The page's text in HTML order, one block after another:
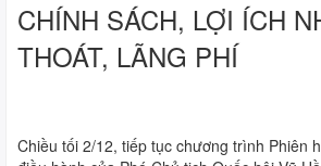
CHÍNH SÁCH, LỢI ÍCH
THOÁT, LÃNG PHÍ
Chiều tối 2/12, tiếp tục chương trình Phiên